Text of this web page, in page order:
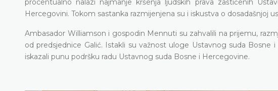
Hercegovini. Tokom sastanka razmijenjena su i iskustva o dosadašnjoj
Ambasador Williamson i gospodin Mennuti su zahvalili na prijemu,
od predsjednice Galić. Istakli su važnost uloge Ustavnog suda
iskazali punu podršku radu Ustavnog suda Bosne i Hercegovine.